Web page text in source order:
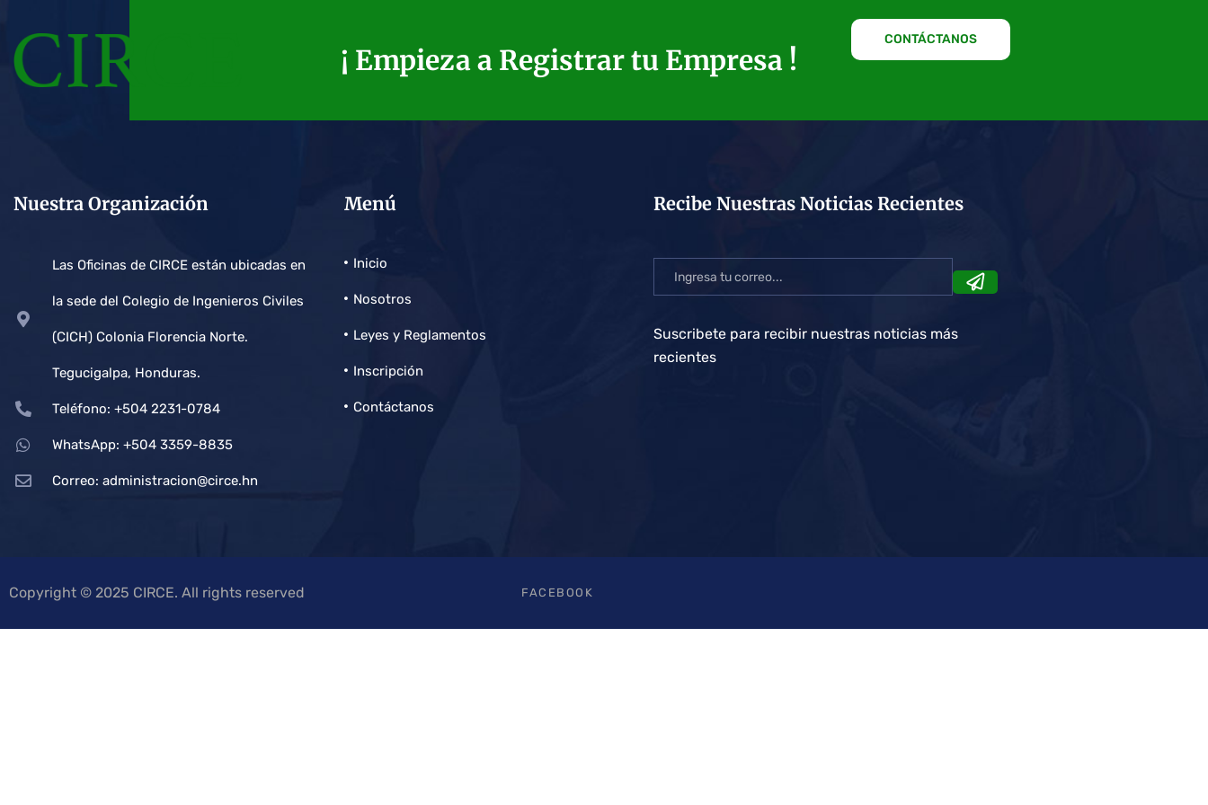
CONTÁCTANOS
¡ Empieza a Registrar tu Empresa !
Nuestra Organización
Las Oficinas de CIRCE están ubicadas en
la sede del Colegio de Ingenieros Civiles
(CICH) Colonia Florencia Norte.
Tegucigalpa, Honduras.
Teléfono: +504 2231-0784
WhatsApp: +504 3359-8835
Correo: administracion@circe.hn
Menú
Inicio
Nosotros
Leyes y Reglamentos
Inscripción
Contáctanos
Recibe Nuestras Noticias Recientes
Suscribete para recibir nuestras noticias más
recientes
Copyright © 2025 CIRCE. All rights reserved FACEBOOK